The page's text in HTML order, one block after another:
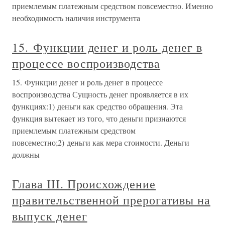
приемлемым платежным средством повсеместно. Именно
необходимость наличия инструмента
15. Функции денег и роль денег в
процессе воспроизводства
15. Функции денег и роль денег в процессе
воспроизводства Сущность денег проявляется в их
функциях:1) деньги как средство обращения. Эта
функция вытекает из того, что деньги признаются
приемлемым платежным средством
повсеместно;2) деньги как мера стоимости. Деньги
должны
Глава III. Происхождение
правительственной прерогативы на
выпуск денег